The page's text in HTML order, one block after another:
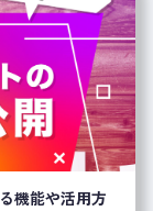
機能や活用方